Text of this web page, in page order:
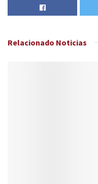
Relacionado Noticias